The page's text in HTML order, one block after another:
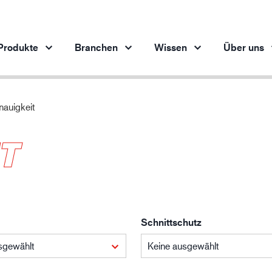
Automobilindustrie
Stahlindustrie
Logistik
Branchen Wissen
Unsere innovativen Produkte
Über uns
Schnittschutz
Keine ausgewählt